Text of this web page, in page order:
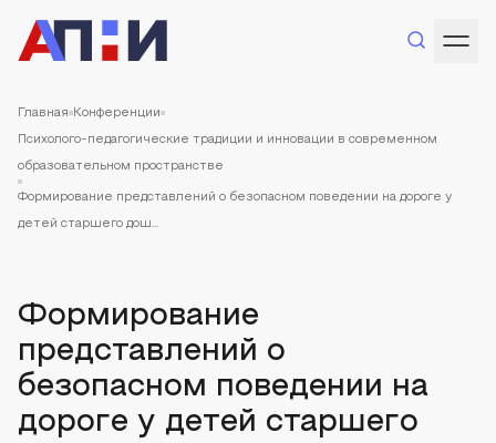
Главная Конференции
Психолого-педагогические традиции и инновации в современном
образовательном пространстве
Формирование представлений о безопасном поведении на дороге у
детей старшего дош...
Формирование
представлений о
безопасном поведении на
дороге у детей старшего